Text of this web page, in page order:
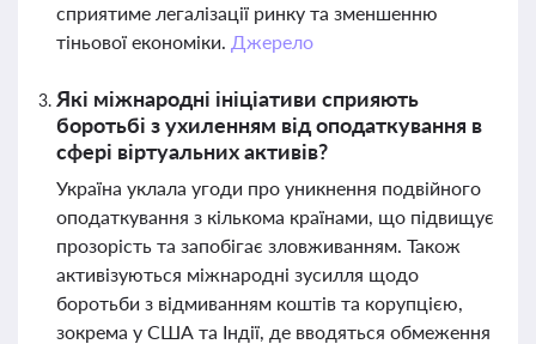
сприятиме легалізації ринку та зменшенню
тіньової економіки. Джерело
Які міжнародні ініціативи сприяють
боротьбі з ухиленням від оподаткування в
сфері віртуальних активів?
Україна уклала угоди про уникнення подвійного
оподаткування з кількома країнами, що підвищує
прозорість та запобігає зловживанням. Також
активізуються міжнародні зусилля щодо
боротьби з відмиванням коштів та корупцією,
зокрема у США та Індії, де вводяться обмеження